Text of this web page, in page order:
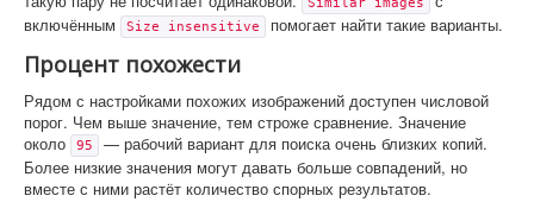
включённым
Size insensitive помогает найти такие варианты.
Процент похожести
Рядом с настройками похожих изображений доступен числовой
порог. Чем выше значение, тем строже сравнение. Значение
около
95
— рабочий вариант для поиска очень близких копий.
Более низкие значения могут давать больше совпадений, но
вместе с ними растёт количество спорных результатов.